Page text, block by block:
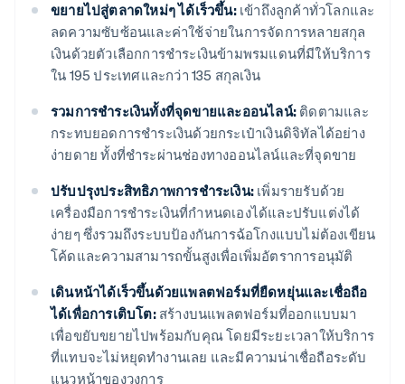
ขยายไปสู่ตลาดใหม่ๆ ได้เร็วขึ้น:เข้าถึงลูกค้าทั่วโลกและ
ลดความซับซ้อนและค่าใช้จ่ายในการจัดการหลายสกุล
เงินด้วยตัวเลือกการชำระเงินข้ามพรมแดนที่มีให้บริการ
ใน 195 ประเทศและกว่า 135 สกุลเงิน
รวมการชำระเงินทั้งที่จุดขายและออนไลน์: ติดตามและ
กระทบยอดการชำระเงินด้วยกระเป๋าเงินดิจิทัลได้อย่าง
ง่ายดาย ทั้งที่ชำระผ่านช่องทางออนไลน์และที่จุดขาย
ปรับปรุงประสิทธิภาพการชำระเงิน: เพิ่มรายรับด้วย
เครื่องมือการชำระเงินที่กำหนดเองได้และปรับแต่งได้
ง่ายๆ ซึ่งรวมถึงระบบป้องกันการฉ้อโกงแบบไม่ต้องเขียน
โค้ดและความสามารถขั้นสูงเพื่อเพิ่มอัตราการอนุมัติ
เดินหน้าได้เร็วขึ้นด้วยแพลตฟอร์มที่ยืดหยุ่นและเชื่อถือ
ได้เพื่อการเติบโต:สร้างบนแพลตฟอร์มที่ออกแบบมา
เพื่อขยับขยายไปพร้อมกับคุณ โดยมีระยะเวลาให้บริการ
ที่แทบจะไม่หยุดทำงานเลย และมีความน่าเชื่อถือระดับ
แนวหน้าของวงการ